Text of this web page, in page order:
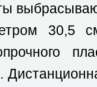
30,5